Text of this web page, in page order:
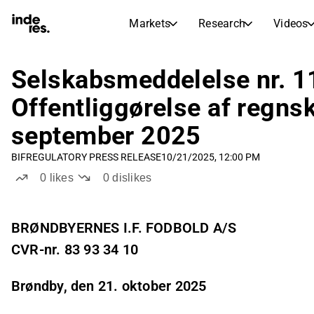
Markets Research Videos
Markets
Morning Review
Dividends Calendar
Research
Articles
inderesTV
Transcripts
Stock Comparison
Earnings Season
Compound Interest
Selskabsmeddelelse nr.
Offentliggørelse af
september 2025
BIFREGULATORY PRESS RELEASE10/21/2025, 12:00 PM
0 likes 0dislikes
BRØNDBYERNES I.F. FODBOLD A/S
CVR-nr. 83 93 34 10
Brøndby, den 21. oktober 2025